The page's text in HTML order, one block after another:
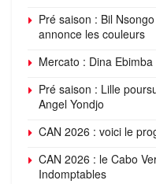
Pré saison : Bil
annonce les couleurs
Mercato : Dina
Pré saison : Lille
Angel Yondjo
CAN 2026 : voici le
CAN 2026 : le Cabo
Indomptables